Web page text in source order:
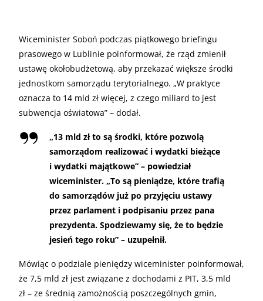
Wiceminister Soboń podczas piątkowego briefingu
prasowego w Lublinie poinformował, że rząd zmienił
ustawę okołobudżetową, aby przekazać większe środki
jednostkom samorządu terytorialnego. „W praktyce
oznacza to 14 mld zł więcej, z czego miliard to jest
subwencja oświatowa” – dodał.
„13 mld zł to są środki, które pozwolą
samorządom realizować i wydatki bieżące
i wydatki majątkowe” – powiedział
wiceminister. „To są pieniądze, które trafią
do samorządów już po przyjęciu ustawy
przez parlament i podpisaniu przez pana
prezydenta. Spodziewamy się, że to będzie
jesień tego roku” – uzupełnił.
Mówiąc o podziale pieniędzy wiceminister poinformował,
że 7,5 mld zł jest związane z dochodami z PIT, 3,5 mld
zł – ze średnią zamożnością poszczególnych gmin,